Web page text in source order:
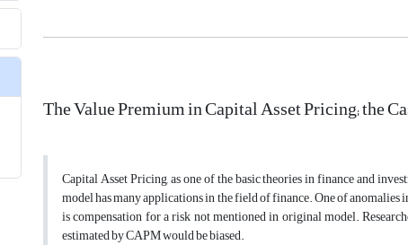
The Value Premium in Capital Asset Pricing; the
Capital Asset Pricing, as one of the basic theories in finance and
model has many applications in the field of finance. One of
is compensation for a risk not mentioned in original model.
estimated by CAPM would be biased.